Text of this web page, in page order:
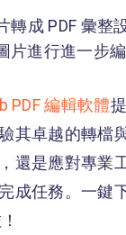
轉成 PDF 彙整
片進行進一步編
PDF 編輯軟體
其卓越的轉檔
還是應對專業
成任務。一鍵